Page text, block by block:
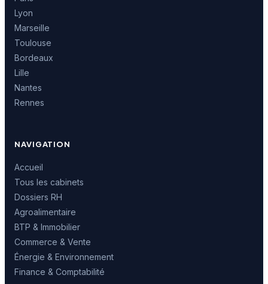
Lyon
Marseille
Toulouse
Bordeaux
Lille
Nantes
Rennes
NAVIGATION
Accueil
Tous les cabinets
Dossiers RH
Agroalimentaire
BTP & Immobilier
Commerce & Vente
Énergie & Environnement
Finance & Comptabilité